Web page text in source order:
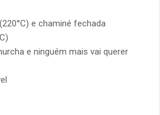
e chaminé fechada
e ninguém mais vai querer